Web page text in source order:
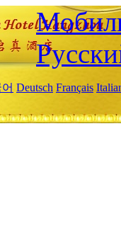
Deutsch Français